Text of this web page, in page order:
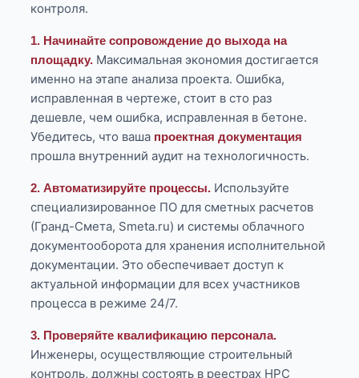
контроля.
1. Начинайте сопровождение до выхода на
площадку. Максимальная экономия достигается
именно на этапе анализа проекта. Ошибка,
исправленная в чертеже, стоит в сто раз
дешевле, чем ошибка, исправленная в бетоне.
Убедитесь, что ваша проектная документация
прошла внутренний аудит на технологичность.
2. Автоматизируйте процессы. Используйте
специализированное ПО для сметных расчетов
(Гранд-Смета, Smeta.ru) и системы облачного
документооборота для хранения исполнительной
документации. Это обеспечивает доступ к
актуальной информации для всех участников
процесса в режиме 24/7.
3. Проверяйте квалификацию персонала.
Инженеры, осуществляющие строительный
контроль, должны состоять в реестрах НРС